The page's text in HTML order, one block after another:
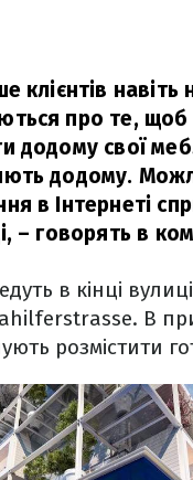
клієнтів навіть
про те, щоб
додому свої
додому.
в Інтернеті
– говорять в
в кінці
В
розмістити